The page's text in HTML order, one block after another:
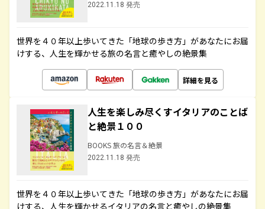
2022.11.18 発売
世界を４０年以上歩いてきた「地球の歩き方」があなたにお届
けする、人生を輝かせる旅の名言と癒やしの絶景集
詳細を見る
人生を楽しみ尽くすイタリアのことば
と絶景１００
BOOKS 旅の名言＆絶景
2022.11.18 発売
世界を４０年以上歩いてきた「地球の歩き方」があなたにお届
けする、人生を輝かせるイタリアの名言と癒やしの絶景集